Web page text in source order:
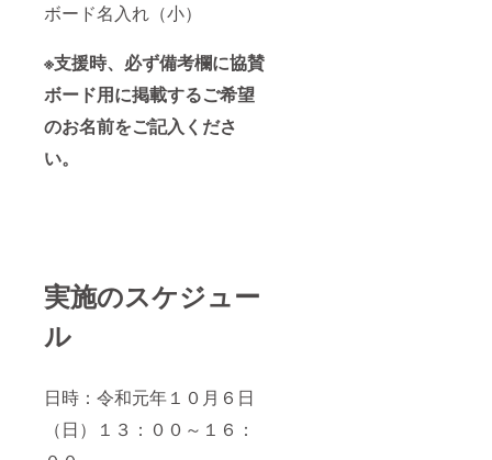
ボード名入れ（小）
※支援時、必ず備考欄に協賛
ボード用に掲載するご希望
のお名前をご記入くださ
い。
実施のスケジュー
ル
日時：令和元年１０月６日
（日）１３：００～１６：